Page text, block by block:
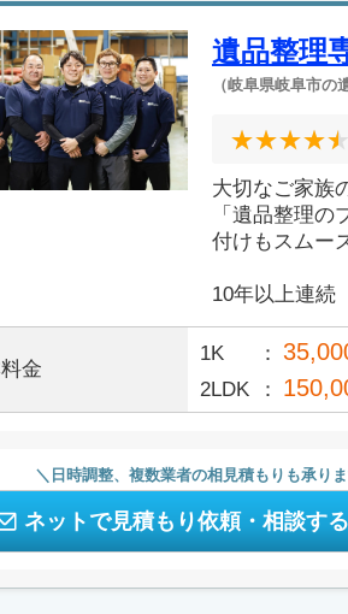
遺品整理
（岐阜県岐阜市の
大切なご家族
「遺品整理
付けもスムー
10年以上連
金
1K
2LDK
日時調整、複数業者の相見積もりも承り
ネットで見積もり依頼・相談する